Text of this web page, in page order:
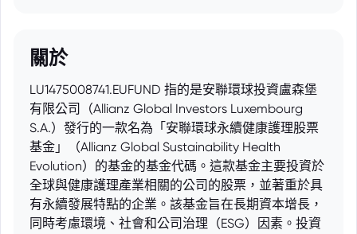
關於
LU1475008741.EUFUND 指的是安聯環球投資盧森堡
有限公司（Allianz Global Investors Luxembourg
S.A.）發行的一款名為「安聯環球永續健康護理股票
基金」（Allianz Global Sustainability Health
Evolution）的基金的基金代碼。這款基金主要投資於
全球與健康護理產業相關的公司的股票，並著重於具
有永續發展特點的企業。該基金旨在長期資本增長，
同時考慮環境、社會和公司治理（ESG）因素。投資